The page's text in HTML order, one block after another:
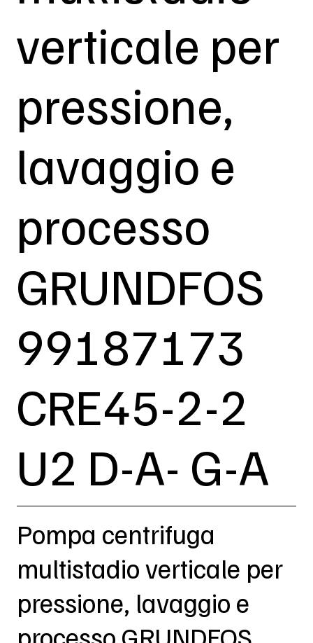
verticale per
pressione,
lavaggio e
processo
GRUNDFOS
99187173
CRE45-2-2
U2 D-A- G-A
Pompa centrifuga
multistadio verticale per
pressione, lavaggio e